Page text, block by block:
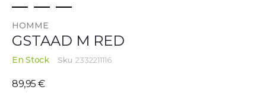
to
the
beginning
of
the
images
HOMME
GSTAAD M RED
En Stock Sku 2332211116
89,95 €